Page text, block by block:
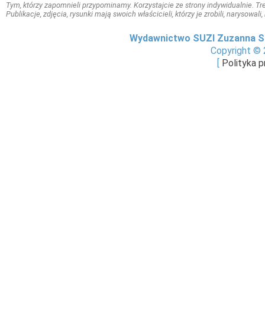
Tym, którzy zapomnieli przypominamy. Korzystajcie ze strony indywidualnie.
Publikacje, zdjęcia, rysunki mają swoich właścicieli, którzy je zrobili,
Wydawnictwo SUZI Zuzanna
Copyright ©
[ Polityka